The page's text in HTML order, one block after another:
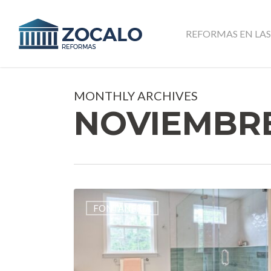
REFORMAS EN
MONTHLY ARCHIVES
Cambiar
FONTANERÍA